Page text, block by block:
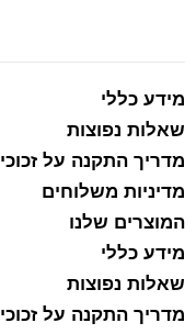
מידע כללי
שאלות נפוצות
מדריך התקנה על
מדיניות משלוחים
המוצרים שלנו
מידע כללי
שאלות נפוצות
מדריך התקנה על